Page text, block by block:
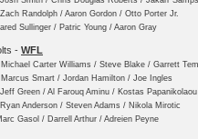
Randolph / Aaron Gordon / Otto Porter Jr.
Sullinger / Patric Young / Aaron Gray
- WFL
Michael Carter Williams / Steve Blake / Garrett
Smart / Jordan Hamilton / Joe Ingles
Green / Al Farouq Aminu / Kostas Papanikolaou
Anderson / Steven Adams / Nikola Mirotic
Gasol / Darrell Arthur / Adreien Peyne